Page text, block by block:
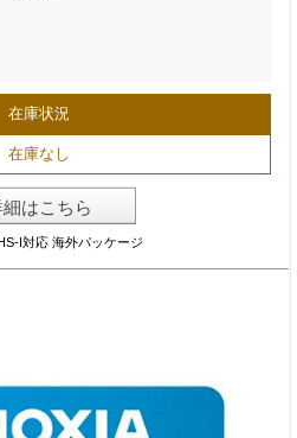
在庫状況
在庫なし
はこちら
I対応 海外パッケージ